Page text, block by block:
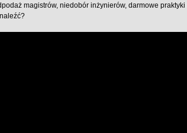
magistrów, niedobór inżynierów, darmowe